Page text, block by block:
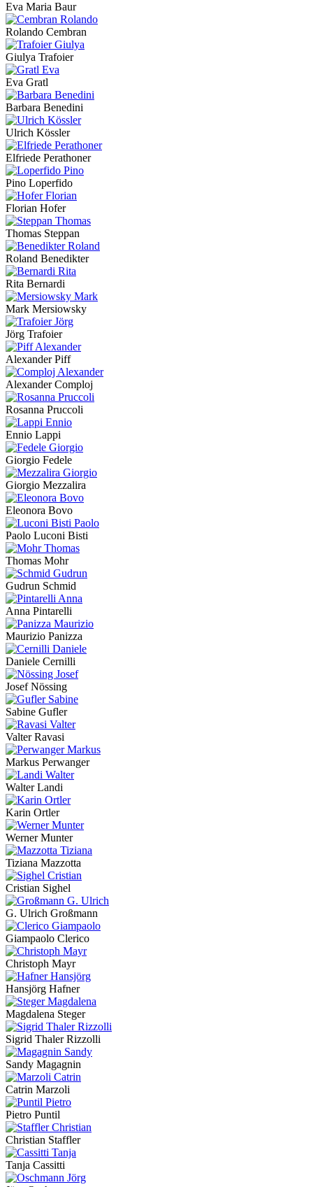
Eva Maria Baur
Rolando Cembran
Giulya Trafoier
Eva Gratl
Barbara Benedini
Ulrich Kössler
Elfriede Perathoner
Pino Loperfido
Florian Hofer
Thomas Steppan
Roland Benedikter
Rita Bernardi
Mark Mersiowsky
Jörg Trafoier
Alexander Piff
Alexander Comploj
Rosanna Pruccoli
Ennio Lappi
Giorgio Fedele
Giorgio Mezzalira
Eleonora Bovo
Paolo Luconi Bisti
Thomas Mohr
Gudrun Schmid
Anna Pintarelli
Maurizio Panizza
Daniele Cernilli
Josef Nössing
Sabine Gufler
Valter Ravasi
Markus Perwanger
Walter Landi
Karin Ortler
Werner Munter
Tiziana Mazzotta
Cristian Sighel
G. Ulrich Großmann
Giampaolo Clerico
Christoph Mayr
Hansjörg Hafner
Magdalena Steger
Sigrid Thaler Rizzolli
Sandy Magagnin
Catrin Marzoli
Pietro Puntil
Christian Staffler
Tanja Cassitti